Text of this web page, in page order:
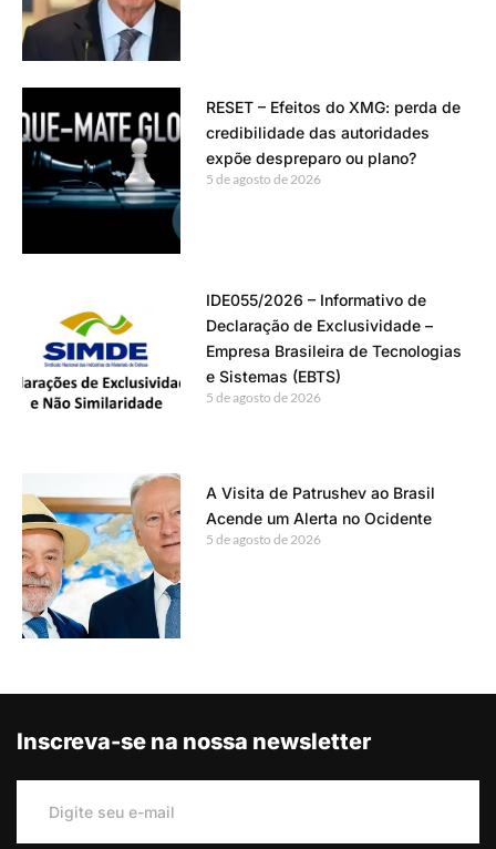
RESET – Efeitos do XMG: perda de
credibilidade das autoridades
expõe despreparo ou plano?
5 de agosto de 2026
IDE055/2026 – Informativo de
Declaração de Exclusividade –
Empresa Brasileira de Tecnologias
e Sistemas (EBTS)
5 de agosto de 2026
A Visita de Patrushev ao Brasil
Acende um Alerta no Ocidente
5 de agosto de 2026
Inscreva-se na nossa newsletter